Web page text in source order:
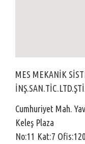
MES MEKANİK
Cumhuriyet Mah.
Keleş Plaza
No:11 Kat:7